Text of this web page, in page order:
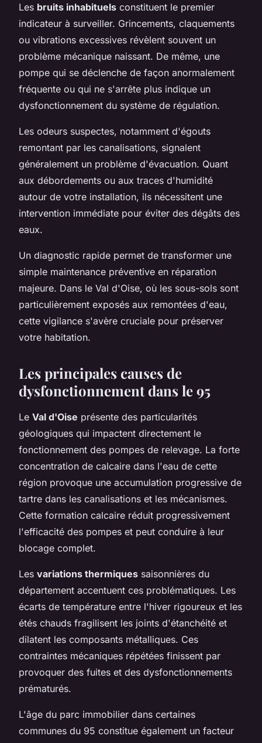
Les bruits inhabituels constituent le premier
indicateur à surveiller. Grincements, claquements
ou vibrations excessives révèlent souvent un
problème mécanique naissant. De même, une
pompe qui se déclenche de façon anormalement
fréquente ou qui ne s'arrête plus indique un
dysfonctionnement du système de régulation.
Les odeurs suspectes, notamment d'égouts
remontant par les canalisations, signalent
généralement un problème d'évacuation. Quant
aux débordements ou aux traces d'humidité
autour de votre installation, ils nécessitent une
intervention immédiate pour éviter des dégâts des
eaux.
Un diagnostic rapide permet de transformer une
simple maintenance préventive en réparation
majeure. Dans le Val d'Oise, où les sous-sols sont
particulièrement exposés aux remontées d'eau,
cette vigilance s'avère cruciale pour préserver
votre habitation.
Les principales causes de
dysfonctionnement dans le 95
Le Val d'Oise présente des particularités
géologiques qui impactent directement le
fonctionnement des pompes de relevage. La forte
concentration de calcaire dans l'eau de cette
région provoque une accumulation progressive de
tartre dans les canalisations et les mécanismes.
Cette formation calcaire réduit progressivement
l'efficacité des pompes et peut conduire à leur
blocage complet.
Les variations thermiques saisonnières du
département accentuent ces problématiques. Les
écarts de température entre l'hiver rigoureux et les
étés chauds fragilisent les joints d'étanchéité et
dilatent les composants métalliques. Ces
contraintes mécaniques répétées finissent par
provoquer des fuites et des dysfonctionnements
prématurés.
L'âge du parc immobilier dans certaines
communes du 95 constitue également un facteur